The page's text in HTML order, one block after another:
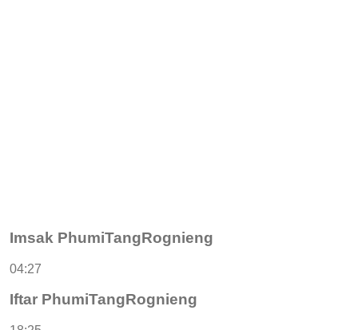
Imsak PhumiTangRognieng
04:27
Iftar PhumiTangRognieng